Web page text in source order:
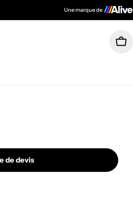
Une marque de
de devis